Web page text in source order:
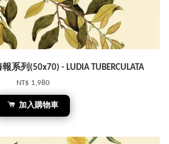
系列(50x70) - LUDIA TUBERCULATA
NT$ 1,980
加入購物車